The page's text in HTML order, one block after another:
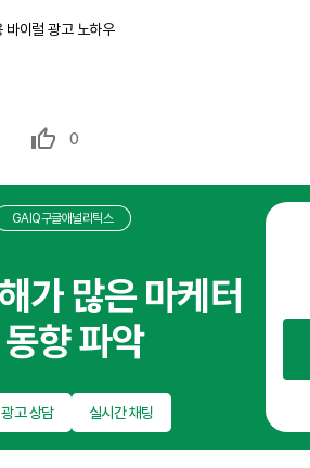
바이럴 광고 노하우
0
GAIQ구글애널리틱스
가 많은 마케터
향 파악
광고 상담 실시간 채팅
대
이